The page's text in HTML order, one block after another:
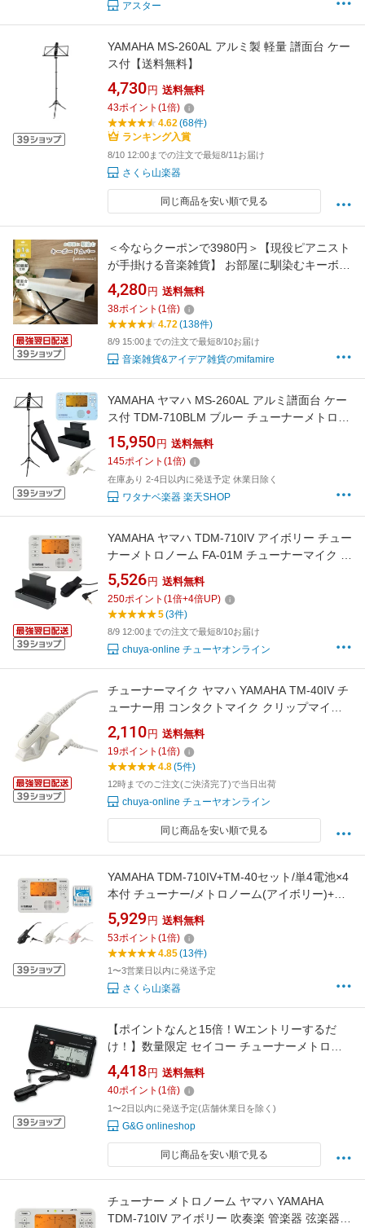
アスター
YAMAHA MS-260AL アルミ製 軽量 譜面台 ケー
ス付【送料無料】
4,730 円 送料無料
43ポイント (1倍)
4.62(68件)
ランキング入賞
8/10 12:00までの注文で最短8/11お届け
さくら山楽器
同じ商品を安い順で見る
＜今ならクーポンで3980円＞【現役ピアニスト
が手掛ける音楽雑貨】 お部屋に馴染むキーボー
ド鍵盤カバー 意匠権出願 ミファミレミュージ
ック PiuColor 88鍵盤 電子ピアノカバー 洗える
ダストカバー 譜面台対応
4,280 円 送料無料
38ポイント (1倍)
4.72(138件)
8/9 15:00までの注文で最短8/10お届け
音楽雑貨&アイデア雑貨のmifamire
YAMAHA ヤマハ MS-260AL アルミ譜面台 ケー
ス付 TDM-710BLM ブルー チューナーメトロノ
ーム マイク付 MS-RKDX 譜面台ラックデラック
ス セット 北海道 沖縄 離島不可
15,950 円 送料無料
145ポイント (1倍)
在庫あり 2-4日以内に発送予定 休業日除く
ワタナベ楽器 楽天SHOP
YAMAHA ヤマハ TDM-710IV アイボリー チュー
ナーメトロノーム FA-01M チューナーマイク 譜
面台トレイラック 3点セット
5,526 円 送料無料
250ポイント (1倍+4倍UP)
5(3件)
8/9 12:00までの注文で最短8/10お届け
chuya-online チューヤオンライン
チューナーマイク ヤマハ YAMAHA TM-40IV チ
ューナー用 コンタクトマイク クリップマイク
ミニプラグ仕様 アイボリー
2,110 円 送料無料
19ポイント (1倍)
4.8(5件)
12時までのご注文(ご決済完了)で当日出荷
chuya-online チューヤオンライン
同じ商品を安い順で見る
YAMAHA TDM-710IV+TM-40セット/単4電池×4
本付 チューナー/メトロノーム(アイボリー)+コ
ンタクトマイクセット【メール便発送・全国送
料無料・代金引換不可】
5,929 円 送料無料
53ポイント (1倍)
4.85(13件)
1〜3営業日以内に発送予定
さくら山楽器
【ポイントなんと15倍！Wエントリーするだ
け！】数量限定 セイコー チューナーメトロノ
ーム ブラック スペシャルパック SEIKO
TUNER METRONOME STH200 SPECIAL
PACK STH200BKSP
4,418 円 送料無料
40ポイント (1倍)
1〜2日以内に発送予定(店舗休業日を除く)
G&G onlineshop
同じ商品を安い順で見る
チューナー メトロノーム ヤマハ YAMAHA
TDM-710IV アイボリー 吹奏楽 管楽器 弦楽器